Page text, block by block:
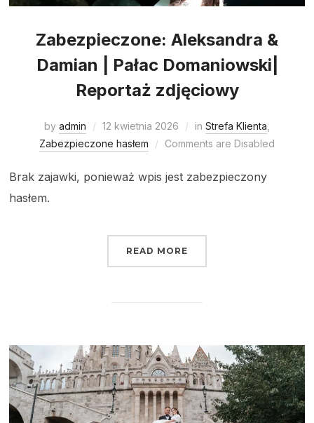
Zabezpieczone: Aleksandra &
Damian | Pałac Domaniowski|
Reportaż zdjęciowy
by admin 12 kwietnia 2026 in Strefa Klienta
Zabezpieczone hasłem
Comments are Disabled
Brak zajawki, ponieważ wpis jest zabezpieczony
hasłem.
READ MORE